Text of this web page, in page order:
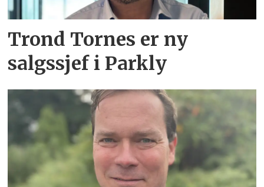
Trond Tornes er ny
salgssjef i Parkly